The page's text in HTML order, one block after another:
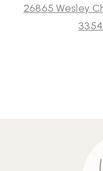
26865 Wesley